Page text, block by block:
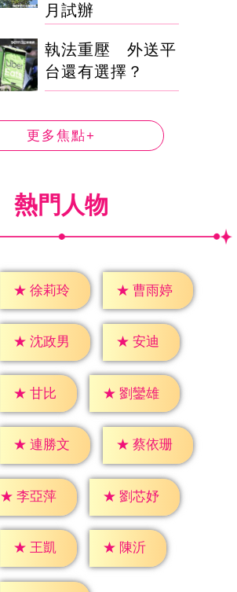
月試辦
執法重壓 外送平
台還有選擇？
更多焦點+
熱門人物
★ 徐莉玲 ★ 曹雨婷
★ 沈政男 ★ 安迪
★ 甘比 ★ 劉鑾雄
★ 連勝文 ★ 蔡依珊
★ 李亞萍 ★ 劉芯妤
★ 王凱 ★ 陳沂